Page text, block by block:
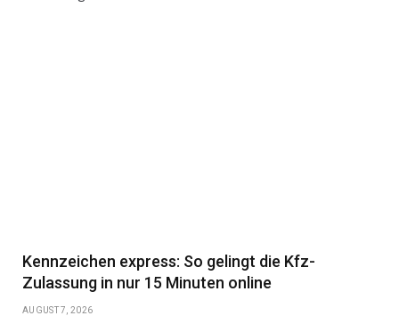
Kennzeichen express: So gelingt die Kfz-
Zulassung in nur 15 Minuten online
AUGUST 7, 2026